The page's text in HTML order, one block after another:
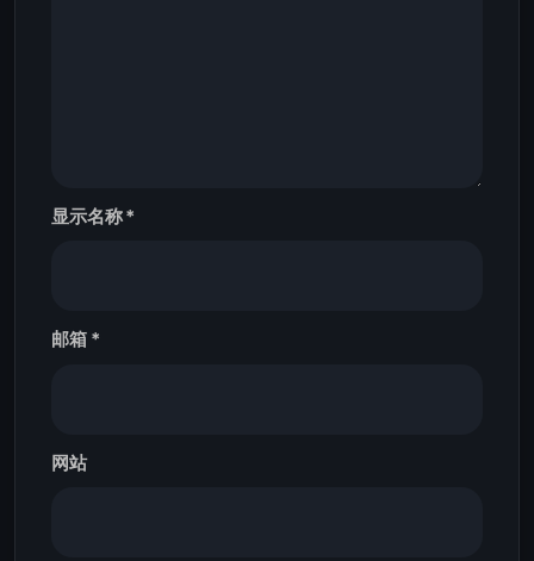
显示名称*
邮箱 *
网站